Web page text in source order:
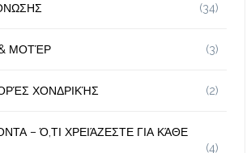
(34)
ΜΟΤΈΡ (3)
ΧΟΝΔΡΙΚΉΣ (2)
– Ό,ΤΙ ΧΡΕΙΆΖΕΣΤΕ ΓΙΑ ΚΆΘΕ
(4)